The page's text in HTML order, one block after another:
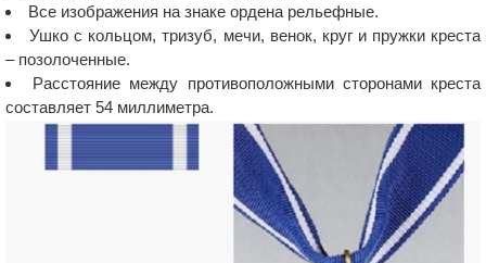
Все изображения на знаке ордена рельефные.
Ушко с кольцом, тризуб, мечи, венок, круг и пружки креста
– позолоченные.
Расстояние между противоположными сторонами креста
составляет 54 миллиметра.